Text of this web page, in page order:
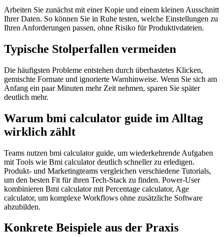
Arbeiten Sie zunächst mit einer Kopie und einem kleinen Ausschnitt
Ihrer Daten. So können Sie in Ruhe testen, welche Einstellungen zu
Ihren Anforderungen passen, ohne Risiko für Produktivdateien.
Typische Stolperfallen vermeiden
Die häufigsten Probleme entstehen durch überhastetes Klicken,
gemischte Formate und ignorierte Warnhinweise. Wenn Sie sich am
Anfang ein paar Minuten mehr Zeit nehmen, sparen Sie später
deutlich mehr.
Warum bmi calculator guide im Alltag
wirklich zählt
Teams nutzen bmi calculator guide, um wiederkehrende Aufgaben
mit Tools wie Bmi calculator deutlich schneller zu erledigen.
Produkt- und Marketingteams vergleichen verschiedene Tutorials,
um den besten Fit für ihren Tech-Stack zu finden. Power-User
kombinieren Bmi calculator mit Percentage calculator, Age
calculator, um komplexe Workflows ohne zusätzliche Software
abzubilden.
Konkrete Beispiele aus der Praxis